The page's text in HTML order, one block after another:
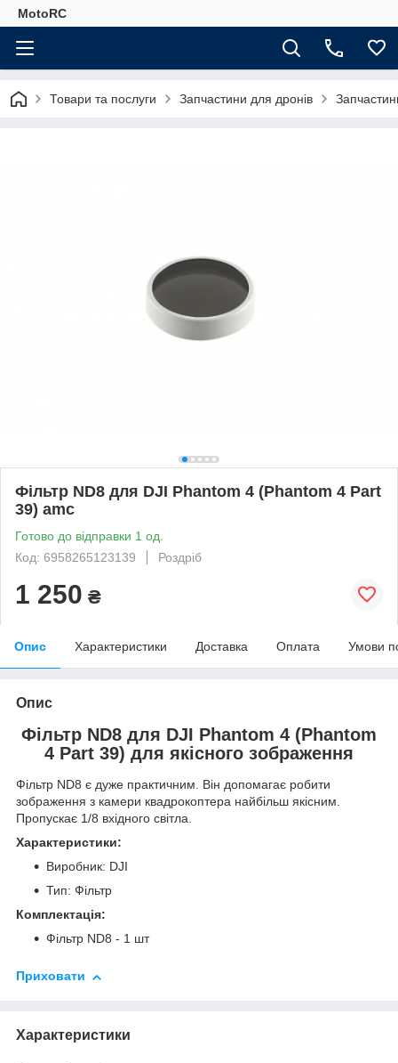
MotoRC
Товари та послуги Запчастини для дронів
Фільтр ND8 для DJI Phantom 4 (Phantom 4 Part
39) amc
Готово до відправки 1 од.
Код: 6958265123139
Роздріб
1 250 ₴
Опис Характеристики Доставка Оплата Умови
Опис
Фільтр ND8 для DJI Phantom 4 (Phantom
4 Part 39) для якісного зображення
Фільтр ND8 є дуже практичним. Він допомагає робити
зображення з камери квадрокоптера найбільш якісним.
Пропускає 1/8 вхідного світла.
Характеристики:
Виробник: DJI
Тип: Фільтр
Комплектація:
Фільтр ND8 - 1 шт
Приховати
Характеристики